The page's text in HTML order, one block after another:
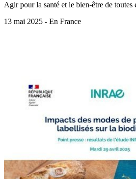
Agir pour la santé et le bien-être de toutes
13 mai 2025 - En France